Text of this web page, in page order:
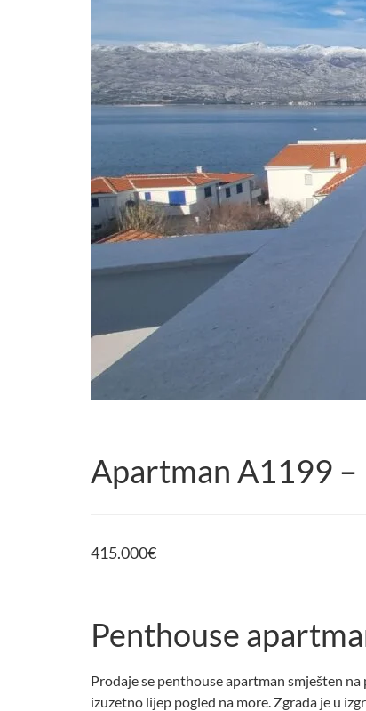
Apartman A1199 –
415.000€
Penthouse
Prodaje se penthouse apartman smješten
izuzetno lijep pogled na more. Zgrada je u